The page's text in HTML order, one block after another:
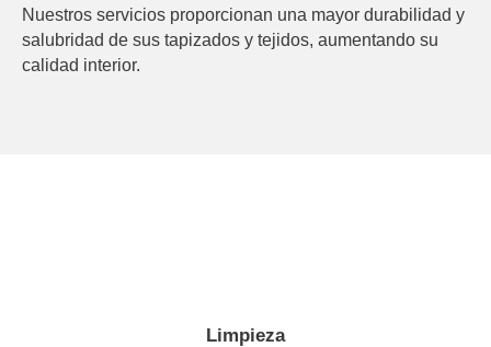
Nuestros servicios proporcionan una mayor durabilidad y
salubridad de sus tapizados y tejidos, aumentando su
calidad interior.
Limpieza